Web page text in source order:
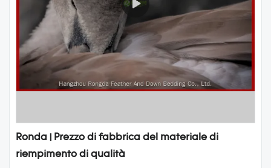
Ronda | Prezzo di fabbrica del materiale di
riempimento di qualità